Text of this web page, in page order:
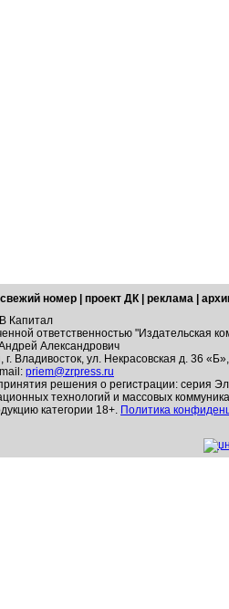
свежий номер проект ДК реклама
Капитал
ответственностью "Издательская
Александрович
Владивосток, ул. Некрасовская д. 36
priem@zrpress.ru
решения о регистрации: серия
технологий и массовых
категории 18+. Политика